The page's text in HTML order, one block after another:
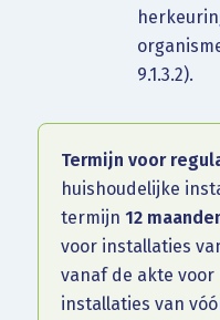
9.1.3.2).
Termijn voor
huishoudelijke
termijn 12
voor installaties
vanaf de akte
installaties van